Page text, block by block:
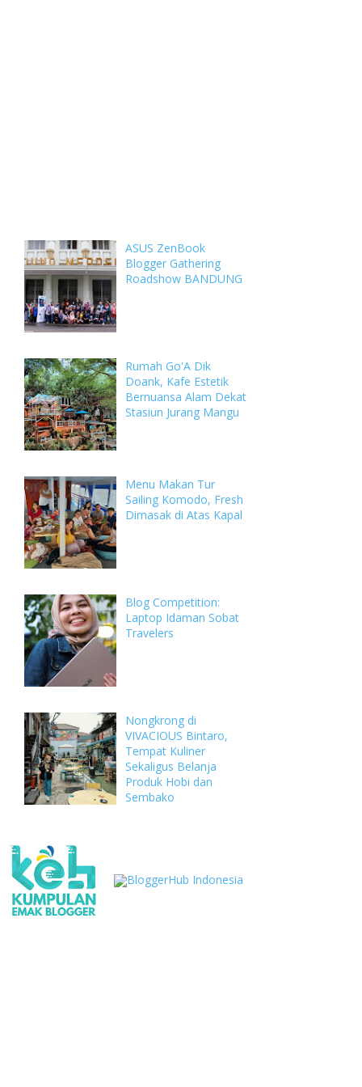
ASUS ZenBook
Blogger Gathering
Roadshow BANDUNG
Rumah Go'A Dik
Doank, Kafe Estetik
Bernuansa Alam Dekat
Stasiun Jurang Mangu
Menu Makan Tur
Sailing Komodo, Fresh
Dimasak di Atas Kapal
Blog Competition:
Laptop Idaman Sobat
Travelers
Nongkrong di
VIVACIOUS Bintaro,
Tempat Kuliner
Sekaligus Belanja
Produk Hobi dan
Sembako